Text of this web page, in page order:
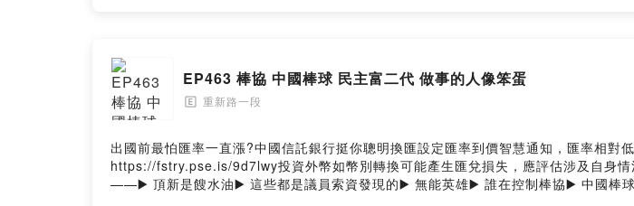
EP463 棒協 中國棒球 民主富二代 做事的人像笨蛋
🄴 重新路一段
出國前最怕匯率一直漲?中國信託銀行挺你聰明換匯設定匯率到價智慧通知，匯率相對
https://fstry.pse.is/9d7lwy投資外幣如幣別轉換可能產生匯兌損失，應評估涉及自
——▶️ 頂新是餿水油▶️ 這些都是議員索資發現的▶️ 無能英雄▶️ 誰在控制棒協▶️ 中國棒